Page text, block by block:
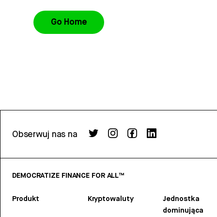
Go Home
Obserwuj nas na
DEMOCRATIZE FINANCE FOR ALL™
Produkt Kryptowaluty
Jednostka
dominująca